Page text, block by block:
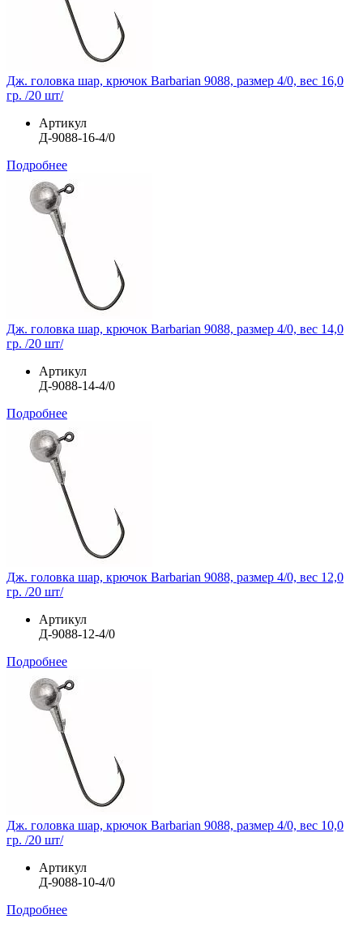
Дж. головка шар, крючок Barbarian 9088, размер 4/0, вес 16,0
гр. /20 шт/
Артикул
Д-9088-16-4/0
Подробнее
Дж. головка шар, крючок Barbarian 9088, размер 4/0, вес 14,0
гр. /20 шт/
Артикул
Д-9088-14-4/0
Подробнее
Дж. головка шар, крючок Barbarian 9088, размер 4/0, вес 12,0
гр. /20 шт/
Артикул
Д-9088-12-4/0
Подробнее
Дж. головка шар, крючок Barbarian 9088, размер 4/0, вес 10,0
гр. /20 шт/
Артикул
Д-9088-10-4/0
Подробнее